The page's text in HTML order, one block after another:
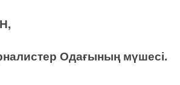
Одағының мүшесі.